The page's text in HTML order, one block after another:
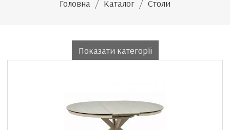
Головна Каталог Столи
Показати категорії